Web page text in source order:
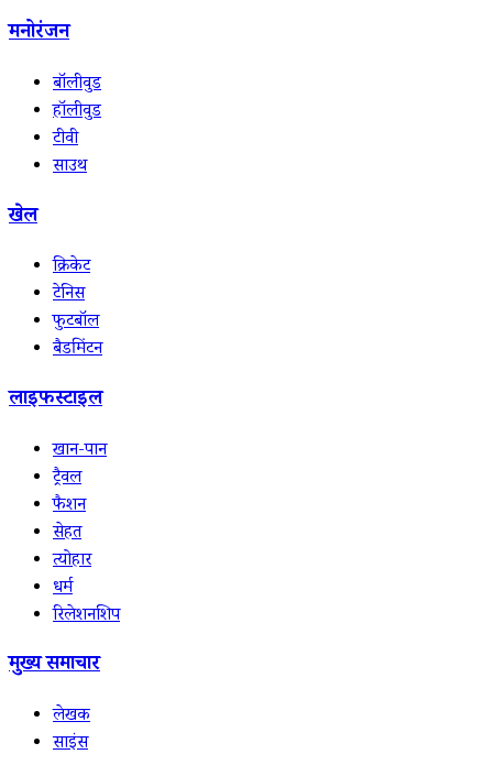
मनोरंजन
बॉलीवुड
हॉलीवुड
टीवी
साउथ
खेल
क्रिकेट
टेनिस
फुटबॉल
बैडमिंटन
लाइफस्टाइल
खान-पान
ट्रैवल
फैशन
सेहत
त्योहार
धर्म
रिलेशनशिप
मुख्य समाचार
लेखक
साइंस